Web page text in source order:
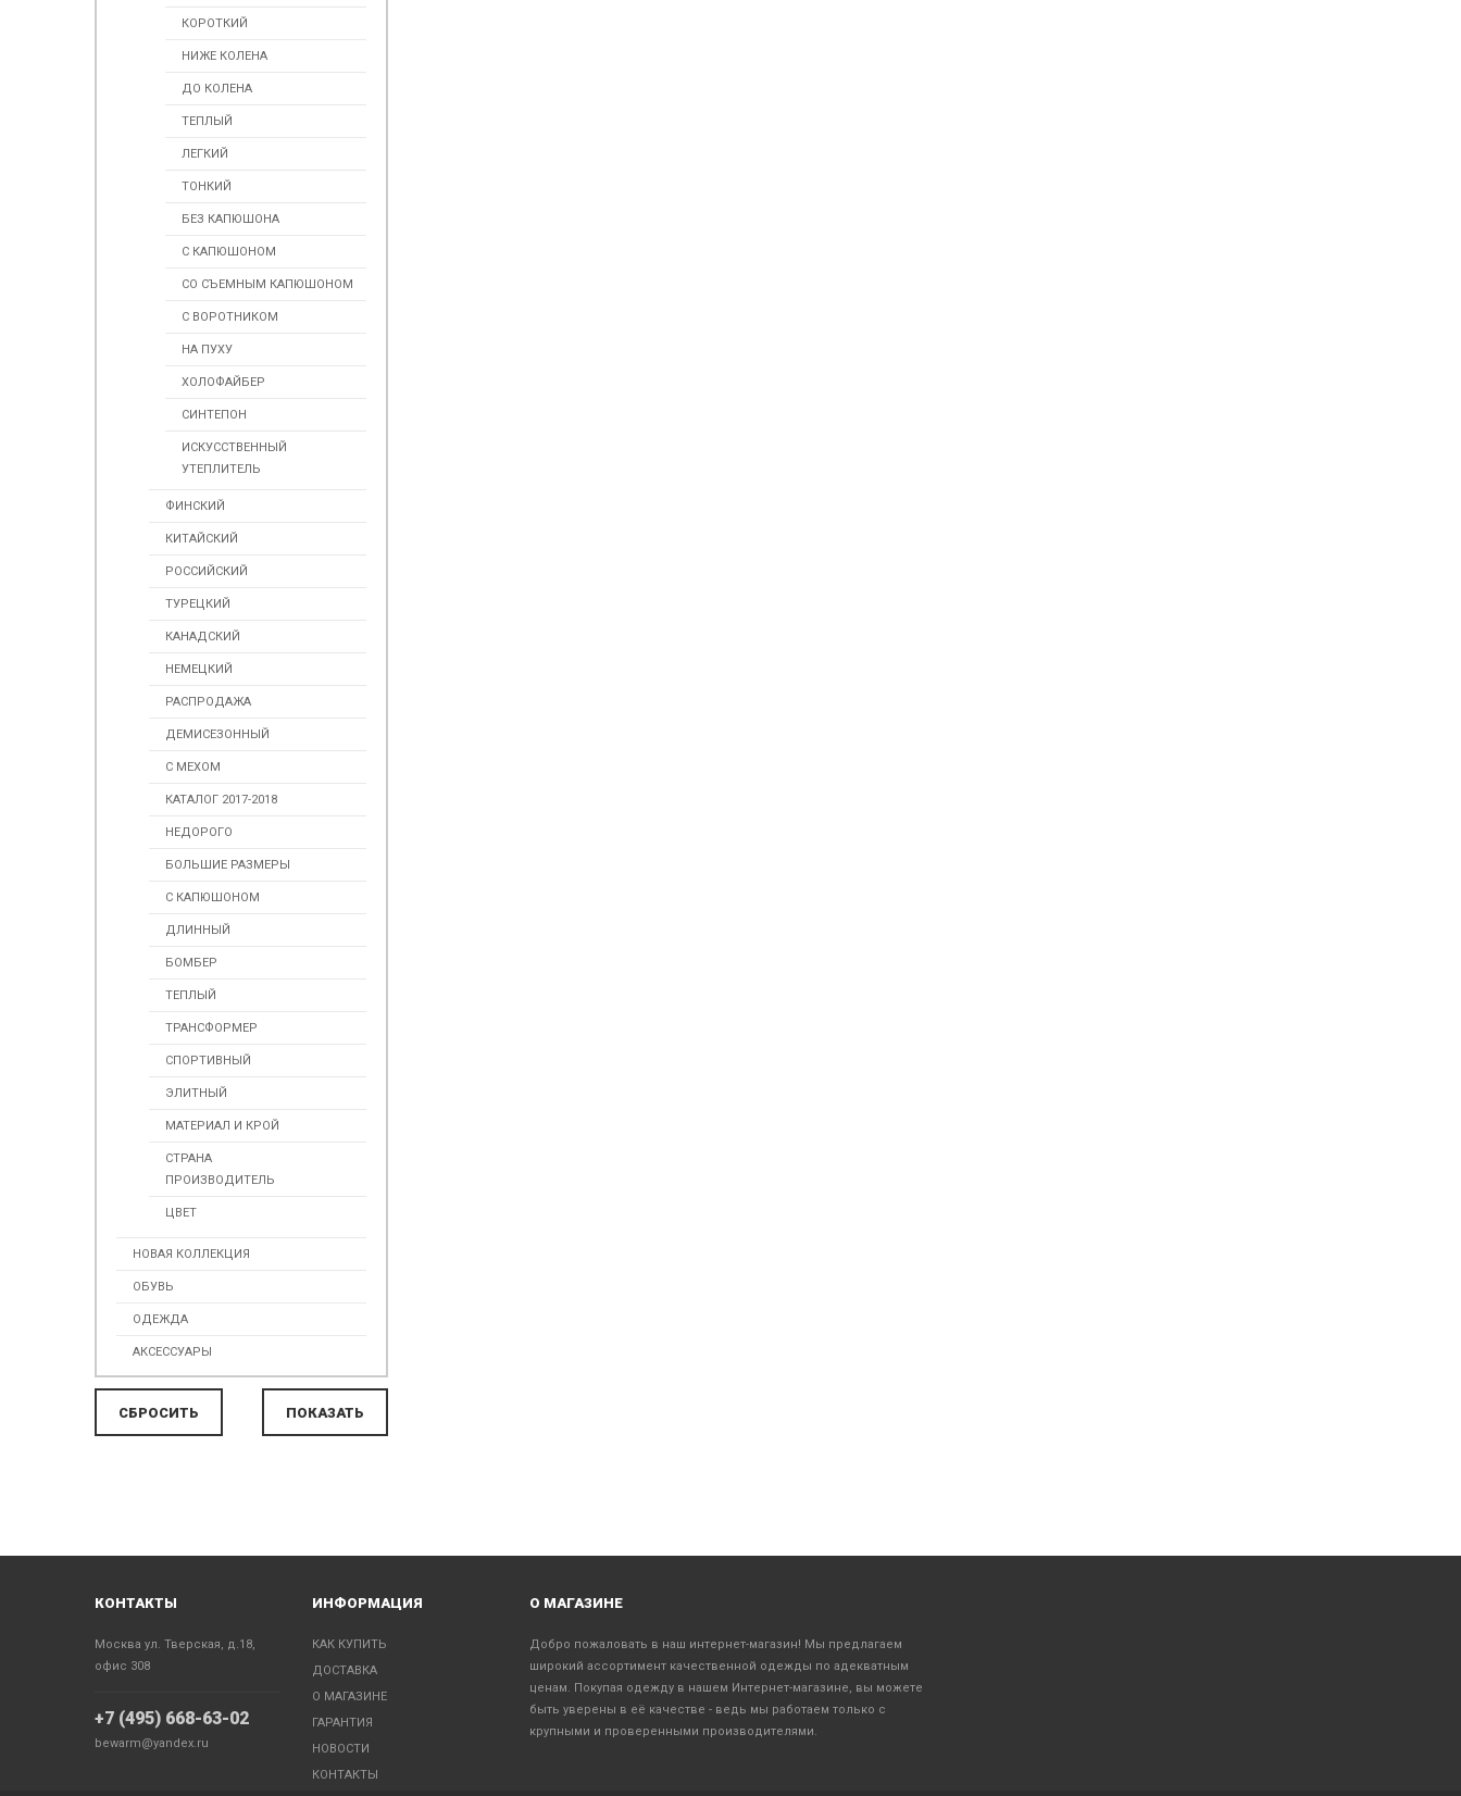
КОРОТКИЙ
НИЖЕ КОЛЕНА
ДО КОЛЕНА
ТЕПЛЫЙ
ЛЕГКИЙ
ТОНКИЙ
БЕЗ КАПЮШОНА
С КАПЮШОНОМ
СО СЪЕМНЫМ КАПЮШОНОМ
С ВОРОТНИКОМ
НА ПУХУ
ХОЛОФАЙБЕР
СИНТЕПОН
ИСКУССТВЕННЫЙ
УТЕПЛИТЕЛЬ
ФИНСКИЙ
КИТАЙСКИЙ
РОССИЙСКИЙ
ТУРЕЦКИЙ
КАНАДСКИЙ
НЕМЕЦКИЙ
РАСПРОДАЖА
ДЕМИСЕЗОННЫЙ
С МЕХОМ
КАТАЛОГ 2017-2018
НЕДОРОГО
БОЛЬШИЕ РАЗМЕРЫ
С КАПЮШОНОМ
ДЛИННЫЙ
БОМБЕР
ТЕПЛЫЙ
ТРАНСФОРМЕР
СПОРТИВНЫЙ
ЭЛИТНЫЙ
МАТЕРИАЛ И КРОЙ
СТРАНА
ПРОИЗВОДИТЕЛЬ
ЦВЕТ
НОВАЯ КОЛЛЕКЦИЯ
ОБУВЬ
ОДЕЖДА
АКСЕССУАРЫ
КОНТАКТЫ
Москва ул. Тверская, д.18,
офис 308
+7 (495) 668-63-02
bewarm@yandex.ru
ИНФОРМАЦИЯ
КАК КУПИТЬ
ДОСТАВКА
О МАГАЗИНЕ
ГАРАНТИЯ
НОВОСТИ
КОНТАКТЫ
О МАГАЗИНЕ
Добро пожаловать в наш интернет-магазин! Мы предлагаем
широкий ассортимент качественной одежды по адекватным
ценам. Покупая одежду в нашем Интернет-магазине, вы можете
быть уверены в её качестве - ведь мы работаем только с
крупными и проверенными производителями.